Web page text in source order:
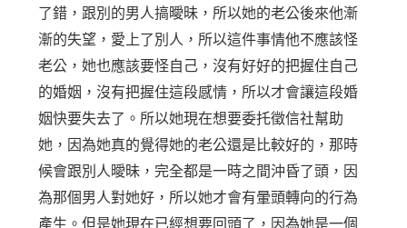
了錯，跟別的男人搞曖昧，所以她的老公後來他漸
漸的失望，愛上了別人，所以這件事情他不應該怪
老公，她也應該要怪自己，沒有好好的把握住自己
的婚姻，沒有把握住這段感情，所以才會讓這段婚
姻快要失去了。所以她現在想要委托徵信社幫助
她，因為她真的覺得她的老公還是比較好的，那時
候會跟別人曖昧，完全都是一時之間沖昏了頭，因
為那個男人對她好，所以她才會有暈頭轉向的行為
產生。但是她現在已經想要回頭了，因為她是一個